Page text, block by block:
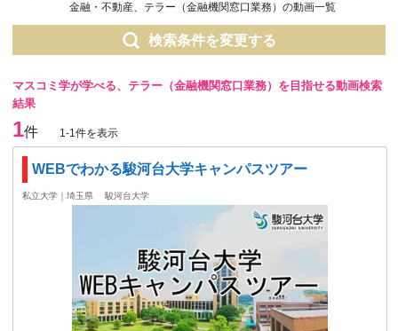
金融・不動産、テラー（金融機関窓口業務）の動画一覧
検索条件を変更する
マスコミ学が学べる、テラー（金融機関窓口業務）を目指せる動画検索
結果
1件 1-1件を表示
WEBでわかる駿河台大学キャンパスツアー
私立大学｜埼玉県 駿河台大学